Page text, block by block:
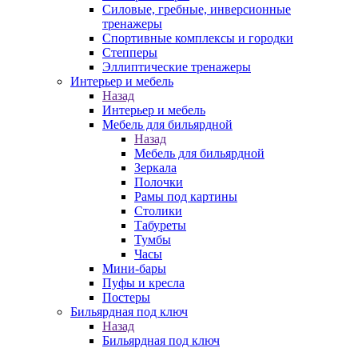
Силовые, гребные, инверсионные
тренажеры
Спортивные комплексы и городки
Степперы
Эллиптические тренажеры
Интерьер и мебель
Назад
Интерьер и мебель
Мебель для бильярдной
Назад
Мебель для бильярдной
Зеркала
Полочки
Рамы под картины
Столики
Табуреты
Тумбы
Часы
Мини-бары
Пуфы и кресла
Постеры
Бильярдная под ключ
Назад
Бильярдная под ключ